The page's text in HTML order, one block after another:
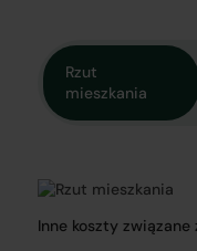
Rzut
mieszkania
Inne koszty